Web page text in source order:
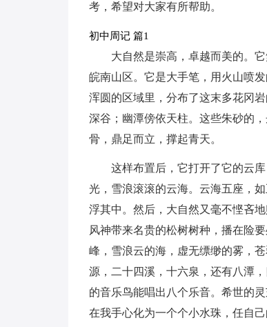
考，希望对大家有所帮助。
初中周记 篇1
大自然是崇高，卓越而美的。
皖南山区。它是大手笔，用火山喷
浑圆的区域里，分布了这末多花冈
深谷；幽潭傍依天柱。这些朱砂的
骨，鼎足而立，撑起青天。
这样布置后，它打开了它的云
光，雪浪滚滚的云海。云海五座，
浮其中。然后，大自然又毫不悭吝
风神带来名贵的松树树种，播在险
峰，雪浪云的海，虚无缥缈的雾，
源，二十四溪，十六泉，还有八潭
的音乐鸟能唱出八个乐音。希世的
在我手心化为一个个小水珠，任自